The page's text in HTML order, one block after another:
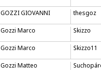
GOZZI GIOVANNI thesgoz
Gozzi Marco Skizzo
Gozzi Marco Skizzo11
Gozzi Matteo